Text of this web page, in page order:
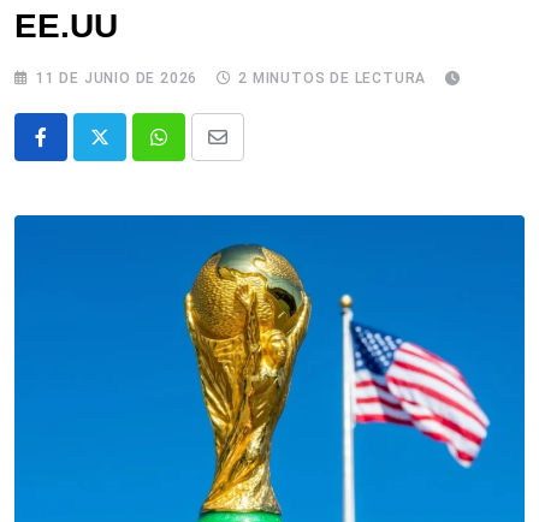
EE.UU
11 DE JUNIO DE 2026 2 MINUTOS DE LECTURA
WhatsappComparte
email